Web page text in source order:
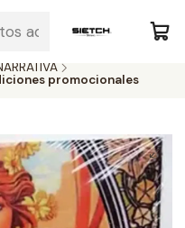
Limache.
promocionales